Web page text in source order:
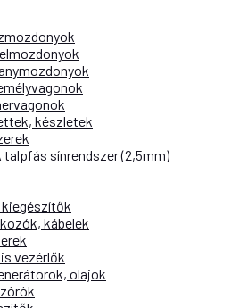
készletek
talpfás sínrendszer (2,5mm)
kábelek
vezérlők
olajok